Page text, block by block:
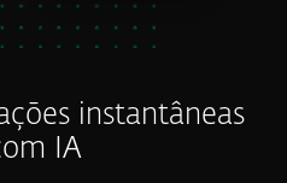
instantâneas
IA